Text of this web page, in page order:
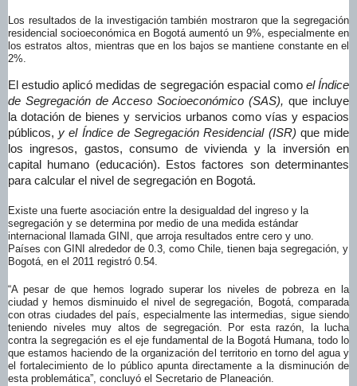
Los resultados de la investigación también mostraron que la segregación
residencial socioeconómica en Bogotá aumentó un 9%, especialmente en
los estratos altos, mientras que en los bajos se mantiene constante en el
2%.
El estudio aplicó medidas de segregación espacial como el Índice
de Segregación de Acceso Socioeconómico (SAS), que incluye
la dotación de bienes y servicios urbanos como vías y espacios
públicos, y el Índice de Segregación Residencial (ISR) que mide
los ingresos, gastos, consumo de vivienda y la inversión en
capital humano (educación). Estos factores son determinantes
para calcular el nivel de segregación en Bogotá.
Existe una fuerte asociación entre la desigualdad del ingreso y la
segregación y se determina por medio de una medida estándar
internacional llamada GINI, que arroja resultados entre cero y uno.
Países con GINI alrededor de 0.3, como Chile, tienen baja segregación, y
Bogotá, en el 2011 registró 0.54.
“A pesar de que hemos logrado superar los niveles de pobreza en la
ciudad y hemos disminuido el nivel de segregación, Bogotá, comparada
con otras ciudades del país, especialmente las intermedias, sigue siendo
teniendo niveles muy altos de segregación. Por esta razón, la lucha
contra la segregación es el eje fundamental de la Bogotá Humana, todo lo
que estamos haciendo de la organización del territorio en torno del agua y
el fortalecimiento de lo público apunta directamente a la disminución de
esta problemática”, concluyó el Secretario de Planeación.